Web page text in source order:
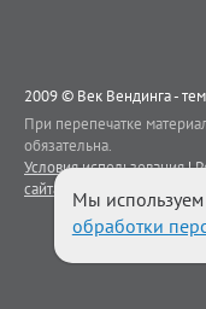
2009 © Век Вендинга -
При перепечатке
обязательна.
Условия использования|
сайта
Контакты
Мы используем
обработки